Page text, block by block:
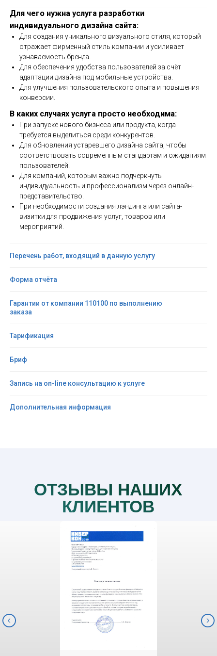
Для чего нужна услуга разработки
индивидуального дизайна сайта:
Для создания уникального визуального стиля, который
отражает фирменный стиль компании и усиливает
узнаваемость бренда.
Для обеспечения удобства пользователей за счёт
адаптации дизайна под мобильные устройства.
Для улучшения пользовательского опыта и повышения
конверсии.
В каких случаях услуга просто необходима:
При запуске нового бизнеса или продукта, когда
требуется выделиться среди конкурентов.
Для обновления устаревшего дизайна сайта, чтобы
соответствовать современным стандартам и ожиданиям
пользователей.
Для компаний, которым важно подчеркнуть
индивидуальность и профессионализм через онлайн-
представительство.
При необходимости создания лэндинга или сайта-
визитки для продвижения услуг, товаров или
мероприятий.
Перечень работ, входящий в данную услугу
Форма отчёта
Гарантии от компании 110100 по выполнению
заказа
Тарификация
Бриф
Запись на on-line консультацию к услуге
Дополнительная информация
ОТЗЫВЫ НАШИХ
КЛИЕНТОВ